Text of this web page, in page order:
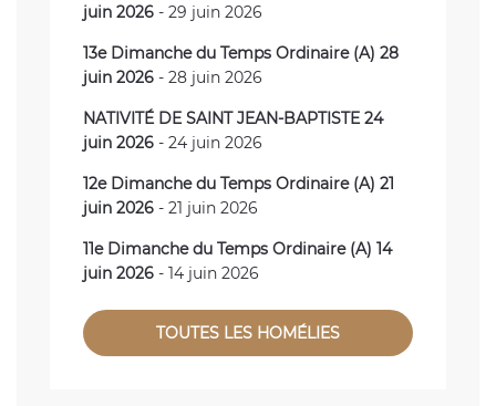
juin 2026 - 29 juin 2026
13e Dimanche du Temps Ordinaire (A) 28
juin 2026 - 28 juin 2026
NATIVITÉ DE SAINT JEAN-BAPTISTE 24
juin 2026 - 24 juin 2026
12e Dimanche du Temps Ordinaire (A) 21
juin 2026 - 21 juin 2026
11e Dimanche du Temps Ordinaire (A) 14
juin 2026 - 14 juin 2026
TOUTES LES HOMÉLIES